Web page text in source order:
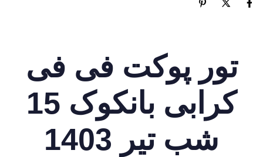
تور پوکت فی فی
کرابی بانکوک 15
شب تیر 1403